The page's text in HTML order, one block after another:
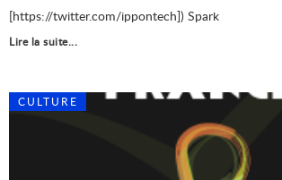
[https://twitter.com/ippontech]) Spark
Lire la suite...
CULTURE